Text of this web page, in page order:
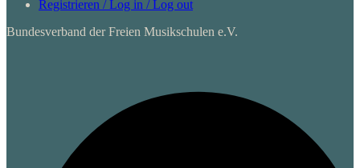
Registrieren / Log in / Log out
Bundesverband der Freien Musikschulen e.V.